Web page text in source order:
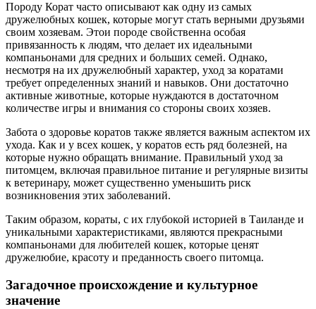
Породу Корат часто описывают как одну из самых
дружелюбных кошек, которые могут стать верными друзьями
своим хозяевам. Этои породе свойственна особая
привязанность к людям, что делает их идеальными
компаньонами для средних и больших семей. Однако,
несмотря на их дружелюбный характер, уход за коратами
требует определенных знаний и навыков. Они достаточно
активные животные, которые нуждаются в достаточном
количестве игры и внимания со стороны своих хозяев.
Забота о здоровье коратов также является важным аспектом их
ухода. Как и у всех кошек, у коратов есть ряд болезней, на
которые нужно обращать внимание. Правильный уход за
питомцем, включая правильное питание и регулярные визиты
к ветеринару, может существенно уменьшить риск
возникновения этих заболеваний.
Таким образом, кораты, с их глубокой историей в Таиланде и
уникальными характеристиками, являются прекрасными
компаньонами для любителей кошек, которые ценят
дружелюбие, красоту и преданность своего питомца.
Загадочное происхождение и культурное
значение